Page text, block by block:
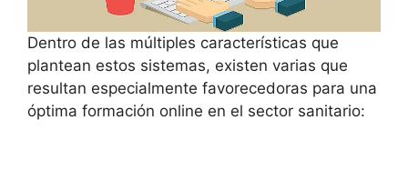
Dentro de las múltiples características que
plantean estos sistemas, existen varias que
resultan especialmente favorecedoras para una
óptima formación online en el sector sanitario: